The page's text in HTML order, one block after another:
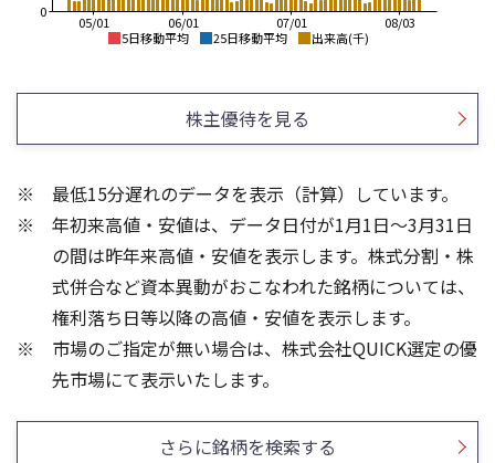
5日移動平均 25日移動平均 出来高(千)
08/03
07/01
06/01
05/01
0
25/12
25/10
25/08
25/06
25/04
1,200
1,400
1,800
2,000
24/01
23/01
22/01
21/01
800
1,000
1,200
1,600
1,800
2,000
株主優待を見る
最低15分遅れのデータを表示（計算）しています。
年初来高値・安値は、データ日付が1月1日～3月31日
の間は昨年来高値・安値を表示します。株式分割・株
式併合など資本異動がおこなわれた銘柄については、
権利落ち日等以降の高値・安値を表示します。
市場のご指定が無い場合は、株式会社QUICK選定の優
先市場にて表示いたします。
さらに銘柄を検索する